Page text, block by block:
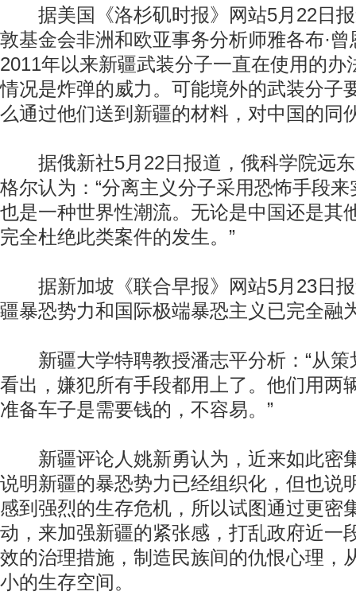
据美国《洛杉矶时报》网站5月22日报
敦基金会非洲和欧亚事务分析师雅各布·曾
2011年以来新疆武装分子一直在使用的办
情况是炸弹的威力。可能境外的武装分子
么通过他们送到新疆的材料，对中国的同
据俄新社5月22日报道，俄科学院远东
格尔认为：“分离主义分子采用恐怖手段
也是一种世界性潮流。无论是中国还是其
完全杜绝此类案件的发生。”
据新加坡《联合早报》网站5月23日报
疆暴恐势力和国际极端暴恐主义已完全融
新疆大学特聘教授潘志平分析：“从策
看出，嫌犯所有手段都用上了。他们用两
准备车子是需要钱的，不容易。”
新疆评论人姚新勇认为，近来如此密
说明新疆的暴恐势力已经组织化，但也说
感到强烈的生存危机，所以试图通过更密
动，来加强新疆的紧张感，打乱政府近一
效的治理措施，制造民族间的仇恨心理，
小的生存空间。